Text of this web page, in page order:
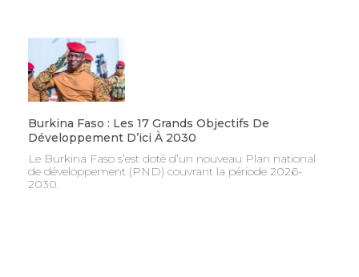
Burkina Faso : Les 17 Grands Objectifs De
Développement D’ici À 2030
Le Burkina Faso s’est doté d’un nouveau Plan national
de développement (PND) couvrant la période 2026-
2030.